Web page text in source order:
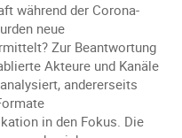
während der Corona-
neue
Zur Beantwortung
Akteure und Kanäle
andererseits
in den Fokus. Die